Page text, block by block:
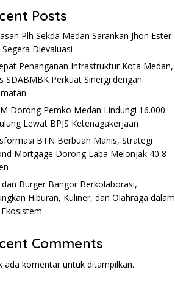
Posts
Plh Sekda Medan Sarankan Jhon Ester
Segera Dievaluasi
Penanganan Infrastruktur Kota Medan,
SDABMBK Perkuat Sinergi dengan
Dorong Pemko Medan Lindungi 16.000
Lewat BPJS Ketenagakerjaan
BTN Berbuah Manis, Strategi
Mortgage Dorong Laba Melonjak 40,8
Burger Bangor Berkolaborasi,
Hiburan, Kuliner, dan Olahraga dalam
Comments
ada komentar untuk ditampilkan.